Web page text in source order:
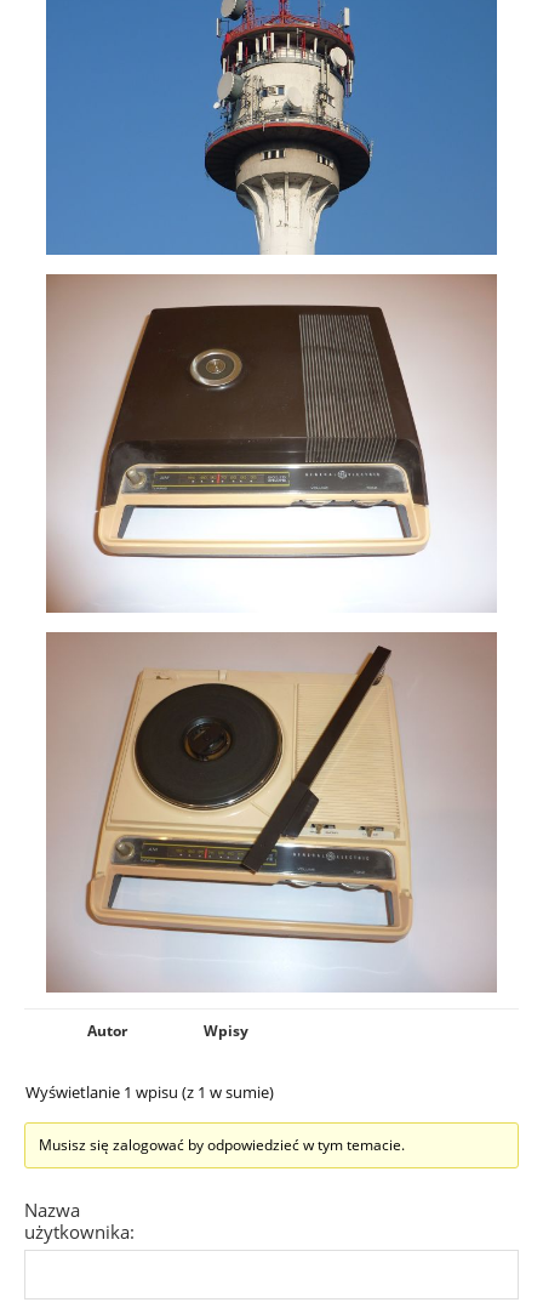
Autor Wpisy
Wyświetlanie 1 wpisu (z 1 w sumie)
Musisz się zalogować by odpowiedzieć w tym temacie.
Nazwa
użytkownika: